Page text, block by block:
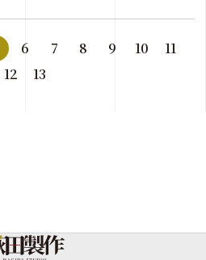
6 7 8 9 10
11
12
13